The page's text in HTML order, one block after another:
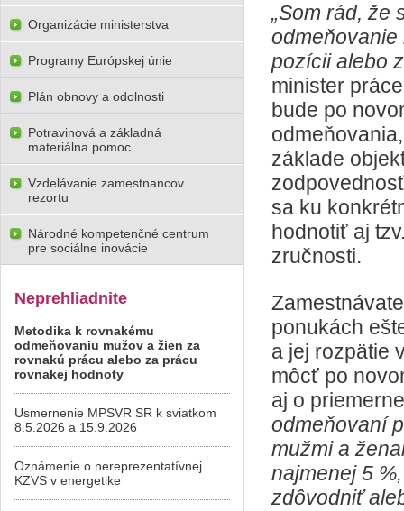
„Som rád, že
pozícii alebo
minister
bude po
základe
sa ku
hodnotiť aj
zručnosti.
ponukách
a jej rozpätie
môcť po
aj o
odmeňovaní
mužmi a
najmenej 5
zdôvodniť
Organizácie ministerstva
Programy Európskej únie
Plán obnovy a odolnosti
Potravinová a základná
materiálna pomoc
Vzdelávanie zamestnancov
rezortu
Národné kompetenčné centrum
pre sociálne inovácie
Neprehliadnite
Metodika k rovnakému
odmeňovaniu mužov a žien za
rovnakú prácu alebo za prácu
rovnakej hodnoty
Usmernenie MPSVR SR k sviatkom
8.5.2026 a 15.9.2026
Oznámenie o nereprezentatívnej
KZVS v energetike